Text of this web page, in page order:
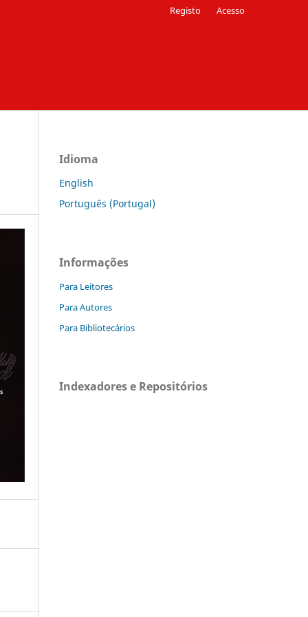
Registo Acesso
Idioma
English
Português (Portugal)
Informações
Para Leitores
Para Autores
Para Bibliotecários
Indexadores e Repositórios